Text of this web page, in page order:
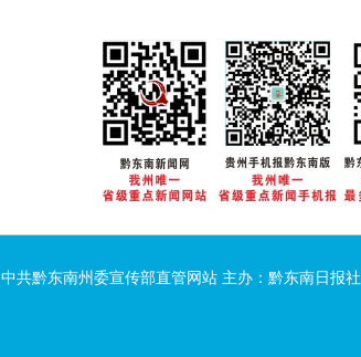
中共黔东南州委宣传部直管网站 主办：黔东南日报社